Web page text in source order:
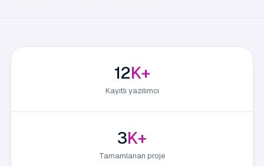
12K+
Kayıtlı yazılımcı
3K+
Tamamlanan proje